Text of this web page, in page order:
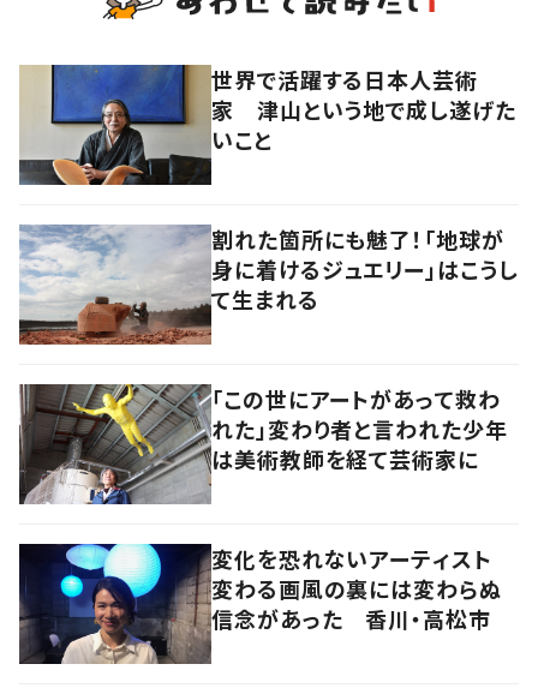
世界で活躍する日本人芸術
家 津山という地で成し遂げた
いこと
割れた箇所にも魅了！「地球が
身に着けるジュエリー」はこうし
て生まれる
「この世にアートがあって救わ
れた」変わり者と言われた少年
は美術教師を経て芸術家に
変化を恐れないアーティスト
変わる画風の裏には変わらぬ
信念があった 香川・高松市